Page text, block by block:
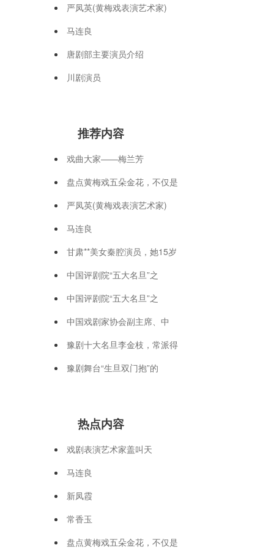
严凤英(黄梅戏表演艺术家)
马连良
唐剧部主要演员介绍
川剧演员
推荐内容
戏曲大家——梅兰芳
盘点黄梅戏五朵金花，不仅是
严凤英(黄梅戏表演艺术家)
马连良
甘肃**美女秦腔演员，她15岁
中国评剧院“五大名旦”之
中国评剧院“五大名旦”之
中国戏剧家协会副主席、中
豫剧十大名旦李金枝，常派得
豫剧舞台“生旦双门抱”的
热点内容
戏剧表演艺术家盖叫天
马连良
新凤霞
常香玉
盘点黄梅戏五朵金花，不仅是